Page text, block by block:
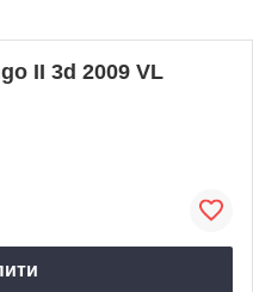
II 3d 2009 VL